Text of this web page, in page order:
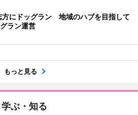
方にドッグラン 地域のハブを目指して
ラン運営
もっと見る
学ぶ・知る